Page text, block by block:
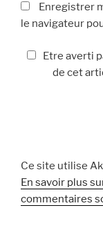
Enregistrer
le navigateur
Etre averti
de cet
Ce site utilise
En savoir plus
commentaires